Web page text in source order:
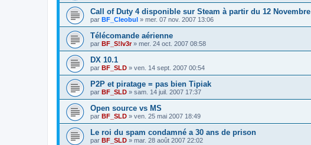
Call of Duty 4 disponible sur Steam à partir du 12 Novembre
par BF_Cleobul » mer. 07 nov. 2007 13:06
Télécomande aérienne
par BF_S!lv3r» mer. 24 oct. 2007 08:58
DX 10.1
par BF_SLD » ven. 14 sept. 2007 00:54
P2P et piratage = pas bien Tipiak
par BF_SLD » sam. 14 juil. 2007 17:37
Open source vs MS
par BF_SLD » ven. 25 mai 2007 18:49
Le roi du spam condamné a 30 ans de prison
par BF_SLD » mar. 28 août 2007 22:02